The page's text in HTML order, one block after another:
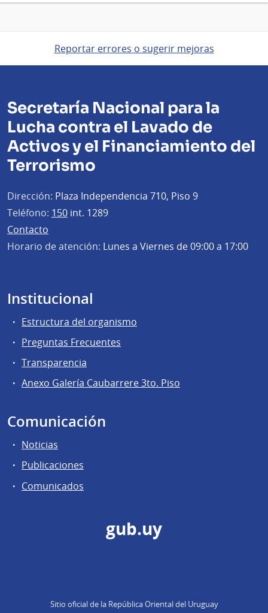
Reportar errores o sugerir mejoras
Secretaría Nacional para la
Lucha contra el Lavado de
Activos y el Financiamiento del
Terrorismo
Dirección: Plaza Independencia 710, Piso 9
Teléfono: 150 int. 1289
Contacto
Horario de atención: Lunes a Viernes de 09:00 a 17:00
Institucional
Estructura del organismo
Preguntas Frecuentes
Transparencia
Anexo Galería Caubarrere 3to. Piso
Comunicación
Noticias
Publicaciones
Comunicados
gub.uy
Sitio oficial de la República Oriental del Uruguay